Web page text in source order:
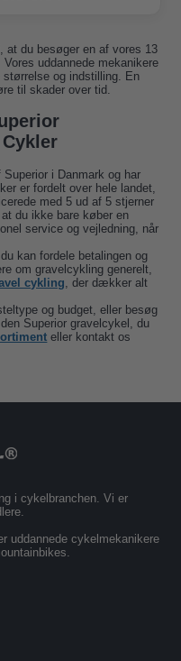
at du besøger en af vores 13
uddannede mekanikere
og indstilling. En
til skader over tid.
i Danmark og har
er fordelt over hele landet,
med 5 ud af 5 stjerner
du ikke bare køber en
service og vejledning, når
du kan fordele betalingen og
om gravelcykling generelt,
cykling , der dækker alt
og budget, eller besøg
Superior gravelcykel, du
eller kontakt os
i cykelbranchen. Vi er
uddannede cykelmekanikere